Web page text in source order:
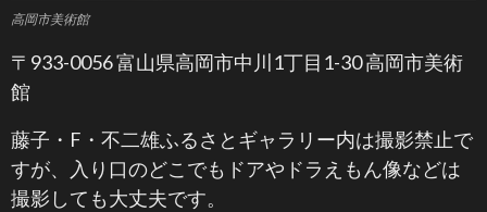
高岡市美術館
〒933-0056 富山県高岡市中川1丁目1-30 高岡市美術
館
藤子・F・不二雄ふるさとギャラリー内は撮影禁止で
すが、入り口のどこでもドアやドラえもん像などは
撮影しても大丈夫です。